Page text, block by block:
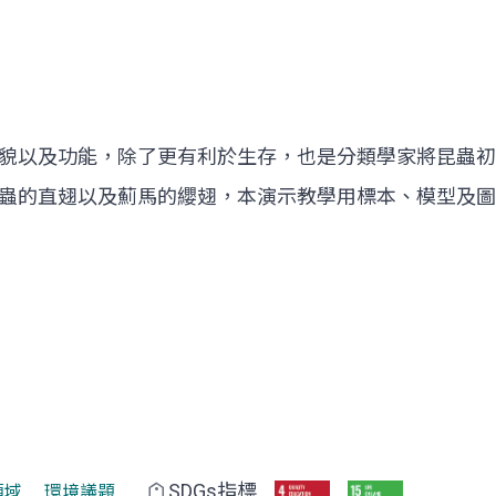
以及功能，除了更有利於生存，也是分類學家將昆蟲
的直翅以及薊馬的纓翅，本演示教學用標本、模型及
SDGs指標